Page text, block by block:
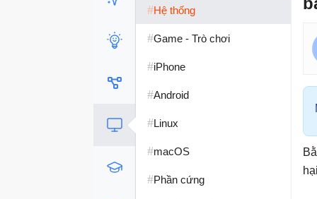
#Hệ thống
#Game - Trò chơi
#iPhone
#Android
#Linux
#macOS
#Phần cứng